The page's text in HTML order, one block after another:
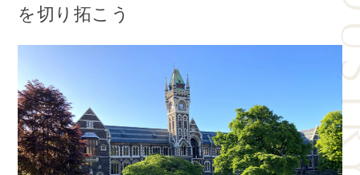
を切り拓こう